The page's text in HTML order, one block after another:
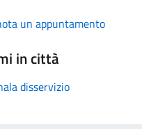
un appuntamento
in città
disservizio